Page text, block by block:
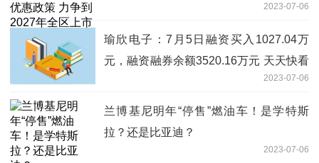
2023-07-06
瑜欣电子：7月5日融资买入1027.04万
元，融资融券余额3520.16万元 天天快看
2023-07-06
兰博基尼明年“停售”燃油车！是学特斯
拉？还是比亚迪？
2023-07-06